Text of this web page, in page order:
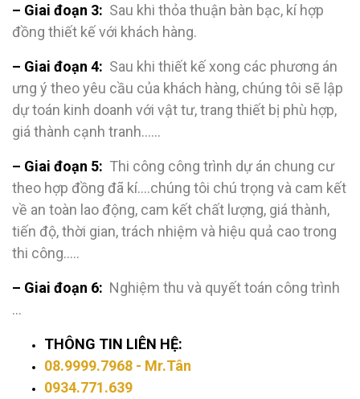
– Giai đoạn 3: Sau khi thỏa thuận bàn bạc, kí hợp
đồng thiết kế với khách hàng.
– Giai đoạn 4: Sau khi thiết kế xong các phương án
ưng ý theo yêu cầu của khách hàng, chúng tôi sẽ lập
dự toán kinh doanh với vật tư, trang thiết bị phù hợp,
giá thành cạnh tranh……
– Giai đoạn 5: Thi công công trình dự án chung cư
theo hợp đồng đã kí….chúng tôi chú trọng và cam kết
về an toàn lao động, cam kết chất lượng, giá thành,
tiến độ, thời gian, trách nhiệm và hiệu quả cao trong
thi công…..
– Giai đoạn 6: Nghiệm thu và quyết toán công trình
…
THÔNG TIN LIÊN HỆ:
08.9999.7968 - Mr.Tân
0934.771.639